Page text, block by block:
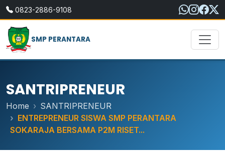
0823-2886-9108
SMP PERANTARA
SANTRIPRENEUR
Home
SANTRIPRENEUR
ENTREPRENEUR SISWA SMP PERANTARA
SOKARAJA BERSAMA P2M RISET...